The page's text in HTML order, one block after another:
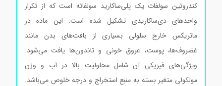
کندروتین سولفات یک پلی‌ساکارید سولفاته است که از تکرار
واحدهای دی‌ساکاریدی تشکیل شده است. این ماده در
ماتریکس خارج سلولی بسیاری از بافت‌های بدن مانند
غضروف‌ها، پوست، عروق خونی و تاندون‌ها یافت می‌شود.
ویژگی‌های فیزیکی آن شامل محلولیت بالا در آب و وزن
مولکولی متغیر بسته به منبع استخراج و درجه خلوص می‌باشد.